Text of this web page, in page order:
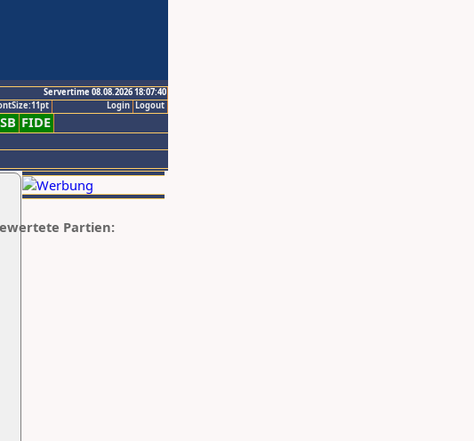
Servertime 08.08.2026 18:07:40
Logout
Login
FIDE
Partien: